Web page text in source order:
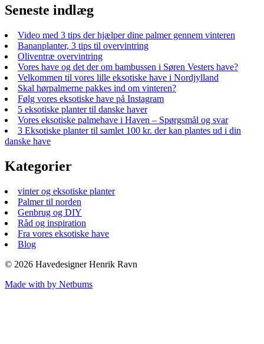
Seneste indlæg
Video med 3 tips der hjælper dine palmer gennem vinteren
Bananplanter, 3 tips til overvintring
Oliventræ overvintring
Vores have og det der om bambussen i Søren Vesters have?
Velkommen til vores lille eksotiske have i Nordjylland
Skal hørpalmerne pakkes ind om vinteren?
Følg vores eksotiske have på Instagram
5 eksotiske planter til danske haver
Vores eksotiske palmehave i Haven – Spørgsmål og svar
3 Eksotiske planter til samlet 100 kr. der kan plantes ud i din
danske have
Kategorier
vinter og eksotiske planter
Palmer til norden
Genbrug og DIY
Råd og inspiration
Fra vores eksotiske have
Blog
© 2026 Havedesigner Henrik Ravn
Made with by Netbums